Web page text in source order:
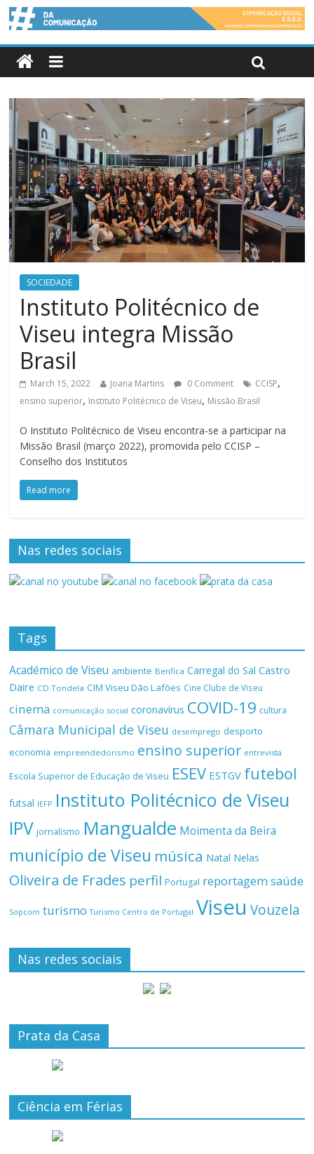
SOCIEDADE
Instituto Politécnico de
Viseu integra Missão
Brasil
March 15, 2022 Joana Martins 0 Comment CCISP,
ensino superior, Instituto Politécnico de Viseu, Missão Brasil
O Instituto Politécnico de Viseu encontra-se a participar na
Missão Brasil (março 2022), promovida pelo CCISP –
Conselho dos Institutos
Read more
Nas redes sociais
Tags
Académico de Viseu ambiente Benfica Carregal do Sal Castro
Daire CD Tondela CIM Viseu Dão Lafões Cine Clube de Viseu
cinema comunicação social coronavírus COVID-19 cultura
Câmara Municipal de Viseu desemprego desporto
economia empreendedorismo ensino superior entrevista
Escola Superior de Educação de Viseu ESEV ESTGV futebol
futsal IEFP Instituto Politécnico de Viseu
IPV jornalismo Mangualde Moimenta da Beira
município de Viseu música Natal Nelas
Oliveira de Frades perfil Portugal reportagemsaúde
Sopcom turismo Turismo Centro de Portugal Viseu Vouzela
Nas redes sociais
Prata da Casa
Ciência em Férias